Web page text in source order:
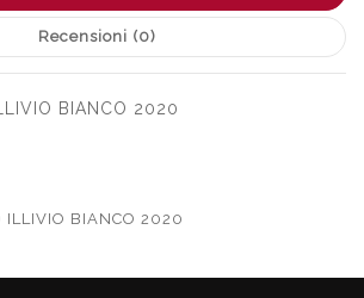
Recensioni (0)
BIANCO 2020
ILLIVIO BIANCO 2020